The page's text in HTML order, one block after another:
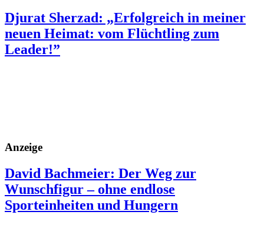
Djurat Sherzad: „Erfolgreich in meiner
neuen Heimat: vom Flüchtling zum
Leader!”
Anzeige
David Bachmeier: Der Weg zur
Wunschfigur – ohne endlose
Sporteinheiten und Hungern